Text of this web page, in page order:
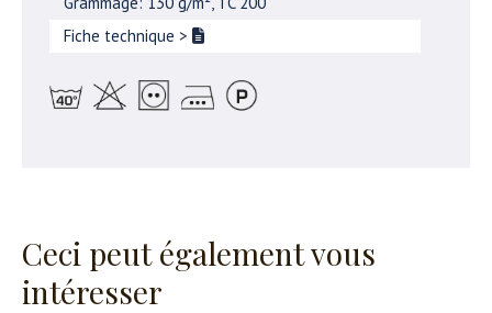
Fiche technique >
Ceci peut également vous
intéresser